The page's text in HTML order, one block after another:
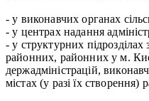
- у виконавчих органах
- у центрах надання
- у структурних
районних, районних у м.
держадміністрацій,
містах (у разі їх створення)